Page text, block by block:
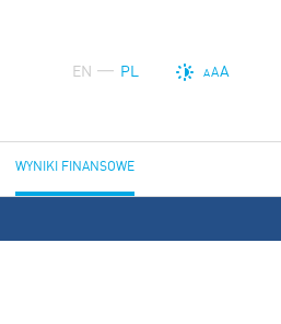
EN PL AAA
WYNIKI FINANSOWE